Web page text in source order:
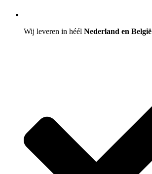
Wij leveren in héél Nederland en België